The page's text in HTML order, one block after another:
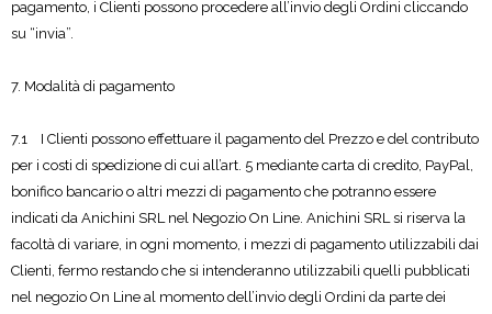
pagamento, i Clienti possono procedere all’invio degli Ordini cliccando
su “invia”.
7. Modalità di pagamento
7.1 I Clienti possono effettuare il pagamento del Prezzo e del contributo
per i costi di spedizione di cui all’art. 5 mediante carta di credito, PayPal,
bonifico bancario o altri mezzi di pagamento che potranno essere
indicati da Anichini SRL nel Negozio On Line. Anichini SRL si riserva la
facoltà di variare, in ogni momento, i mezzi di pagamento utilizzabili dai
Clienti, fermo restando che si intenderanno utilizzabili quelli pubblicati
nel negozio On Line al momento dell’invio degli Ordini da parte dei